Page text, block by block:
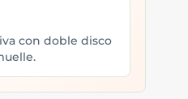
con doble disco